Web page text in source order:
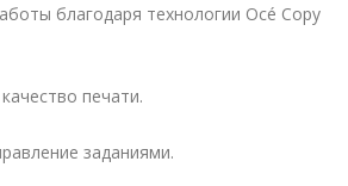
благодаря технологии Océ Copy
печати.
заданиями.